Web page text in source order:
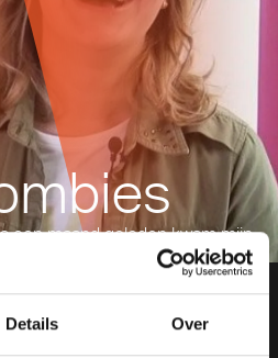
Details Over
een maand geleden kwam mijn
daarin de boodschap: word
met onzekerheid.